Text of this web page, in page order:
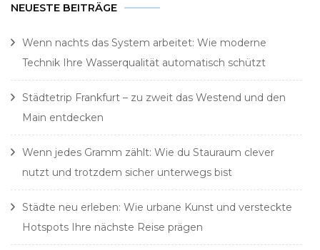
NEUESTE BEITRÄGE
Wenn nachts das System arbeitet: Wie moderne
Technik Ihre Wasserqualität automatisch schützt
Städtetrip Frankfurt – zu zweit das Westend und den
Main entdecken
Wenn jedes Gramm zählt: Wie du Stauraum clever
nutzt und trotzdem sicher unterwegs bist
Städte neu erleben: Wie urbane Kunst und versteckte
Hotspots Ihre nächste Reise prägen